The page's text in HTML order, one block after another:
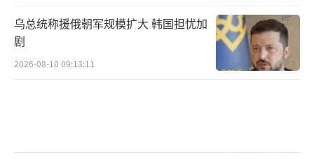
指出，国际刑事法院处理国际案件时受美国驱
使，成为打击他国的工具。此次表态是在国民
议会就退出《国际刑事法院罗马规约》相关法
乌总统称援俄朝军规模扩大 韩国担忧加
剧
2026-08-10 09:13:11